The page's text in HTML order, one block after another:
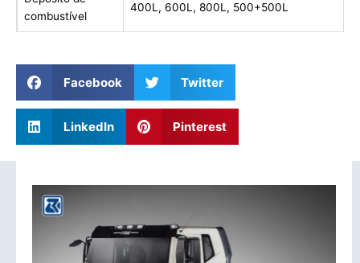
combustível
400L, 600L, 800L, 500+500L
Facebook Twitter
LinkedIn Pinterest